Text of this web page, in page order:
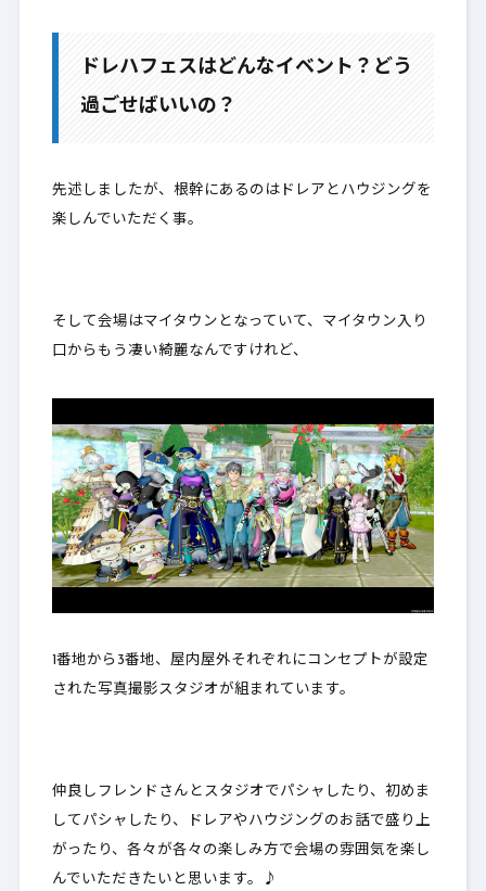
ドレハフェスはどんなイベント？どう
過ごせばいいの？
先述しましたが、根幹にあるのはドレアとハウジングを
楽しんでいただく事。
そして会場はマイタウンとなっていて、マイタウン入り
口からもう凄い綺麗なんですけれど、
1番地から3番地、屋内屋外それぞれにコンセプトが設定
された写真撮影スタジオが組まれています。
仲良しフレンドさんとスタジオでパシャしたり、初めま
してパシャしたり、ドレアやハウジングのお話で盛り上
がったり、各々が各々の楽しみ方で会場の雰囲気を楽し
んでいただきたいと思います。♪